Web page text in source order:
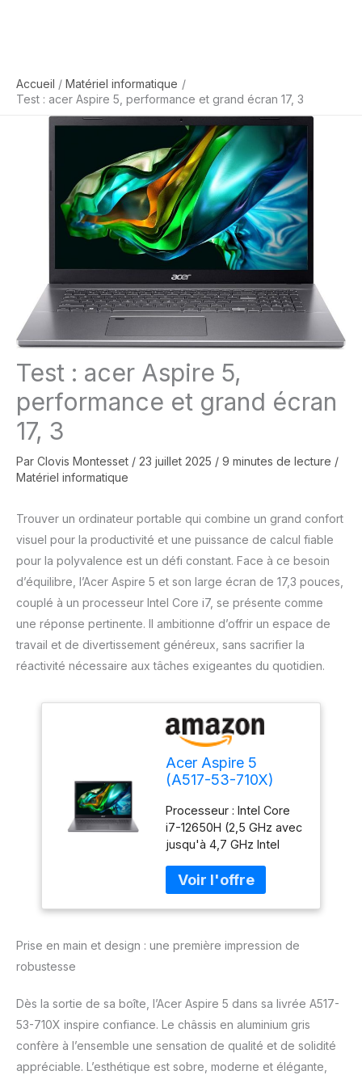
Accueil
Matériel informatique
Test : acer Aspire 5, performance et grand écran 17, 3
Test : acer Aspire 5,
performance et grand écran
17, 3
Par Clovis Montesset / 23 juillet 2025 / 9 minutes de lecture /
Matériel informatique
Trouver un ordinateur portable qui combine un grand confort
visuel pour la productivité et une puissance de calcul fiable
pour la polyvalence est un défi constant. Face à ce besoin
d’équilibre, l’Acer Aspire 5 et son large écran de 17,3 pouces,
couplé à un processeur Intel Core i7, se présente comme
une réponse pertinente. Il ambitionne d’offrir un espace de
travail et de divertissement généreux, sans sacrifier la
réactivité nécessaire aux tâches exigeantes du quotidien.
Acer Aspire 5
(A517-53-710X)
écran FHD 17,3",
Intel Core i7-
12650H, RAM 16
Go, SSD 512 Go,
carte graphique Intel
UHD, Windows 11,
clavier QWERTZ,
Processeur : Intel Core
i7-12650H (2,5 GHz avec
jusqu'à 4,7 GHz Intel
Technology 3.0) Carte
graphique : Intel UHD
Disque dur : 512 Go PCIe
Mémoire : 16 Go DDR4
bénéficiez d'images
nettes. Avec la
technologie IPS, profitez
de couleurs vives et d'un
angle de vision stable.
Prise en main et design : une première impression de
robustesse
Dès la sortie de sa boîte, l’Acer Aspire 5 dans sa livrée A517-
53-710X inspire confiance. Le châssis en aluminium gris
confère à l’ensemble une sensation de qualité et de solidité
appréciable. L’esthétique est sobre, moderne et élégante,